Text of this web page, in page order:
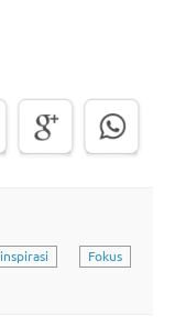
inspirasi
Fokus